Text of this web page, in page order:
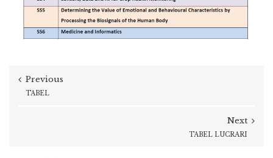
Previous
TABEL
Next
TABEL LUCRARI